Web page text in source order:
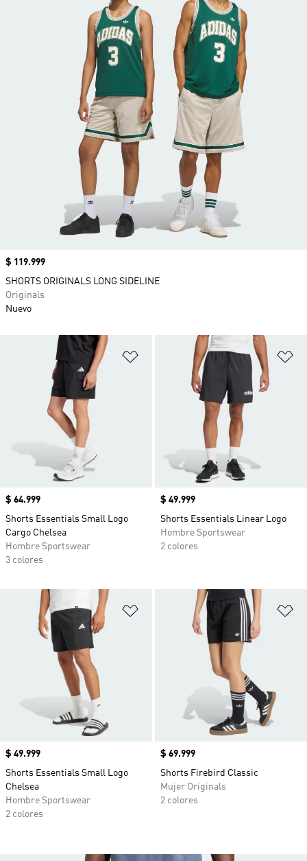
Añadir a la lista de deseos
Precio
$ 64.999
Shorts Essentials Small Logo
Cargo Chelsea
Hombre Sportswear
3 colores
Precio
$ 49.999
Shorts Essentials Linear Logo
Hombre Sportswear
2 colores
Añadir a la lista de deseos
Precio
$ 49.999
Shorts Essentials Small Logo
Chelsea
Hombre Sportswear
2 colores
Precio
$ 69.999
Shorts Firebird Classic
Mujer Originals
2 colores
Precio
$ 119.999
SHORTS ORIGINALS LONG SIDELINE
Originals
Nuevo